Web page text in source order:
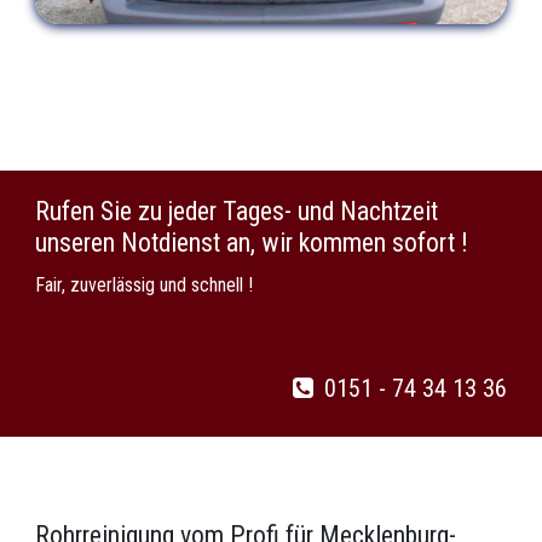
Rufen Sie zu jeder Tages- und Nachtzeit
unseren Notdienst an, wir kommen sofort !
Fair, zuverlässig und schnell !
0151 - 74 34 13 36
Rohrreinigung vom Profi für Mecklenburg-